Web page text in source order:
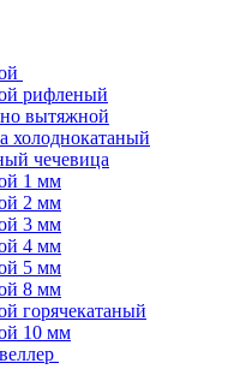
рифленый
вытяжной
холоднокатаный
чечевица
1 мм
2 мм
3 мм
4 мм
5 мм
8 мм
горячекатаный
10 мм